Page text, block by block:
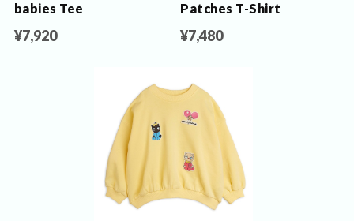
babies Tee
¥7,920
Patches T-Shirt
¥7,480